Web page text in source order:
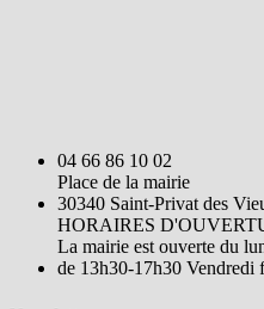
04 66 86 10 02
Place de la mairie
30340 Saint-Privat des
HORAIRES
La mairie est ouverte du
de 13h30-17h30 Vendredi